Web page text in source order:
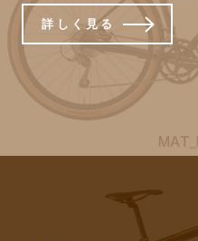
詳しく見る